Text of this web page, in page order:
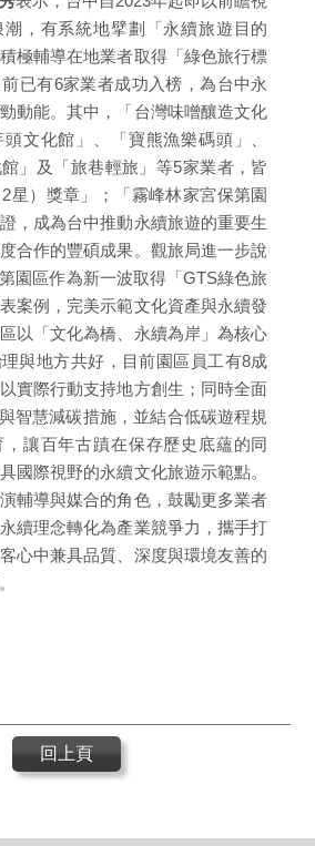
，有系統地擘劃「永續旅遊目的
極輔導在地業者取得「綠色旅行標
已有6家業者成功入榜，為台中永
動能。其中，「台灣味噌釀造文化
文化館」、「寶熊漁樂碼頭」、
館」及「旅巷輕旅」等5家業者，皆
星）獎章」；「霧峰林家宮保第園
，成為台中推動永續旅遊的重要生
合作的豐碩成果。觀旅局進一步說
園區作為新一波取得「GTS綠色旅
案例，完美示範文化資產與永續發
以「文化為橋、永續為岸」為核心
與地方共好，目前園區員工有8成
實際行動支持地方創生；同時全面
智慧減碳措施，並結合低碳遊程規
讓百年古蹟在保存歷史底蘊的同
國際視野的永續文化旅遊示範點。
輔導與媒合的角色，鼓勵更多業者
續理念轉化為產業競爭力，攜手打
心中兼具品質、深度與環境友善的
回上頁